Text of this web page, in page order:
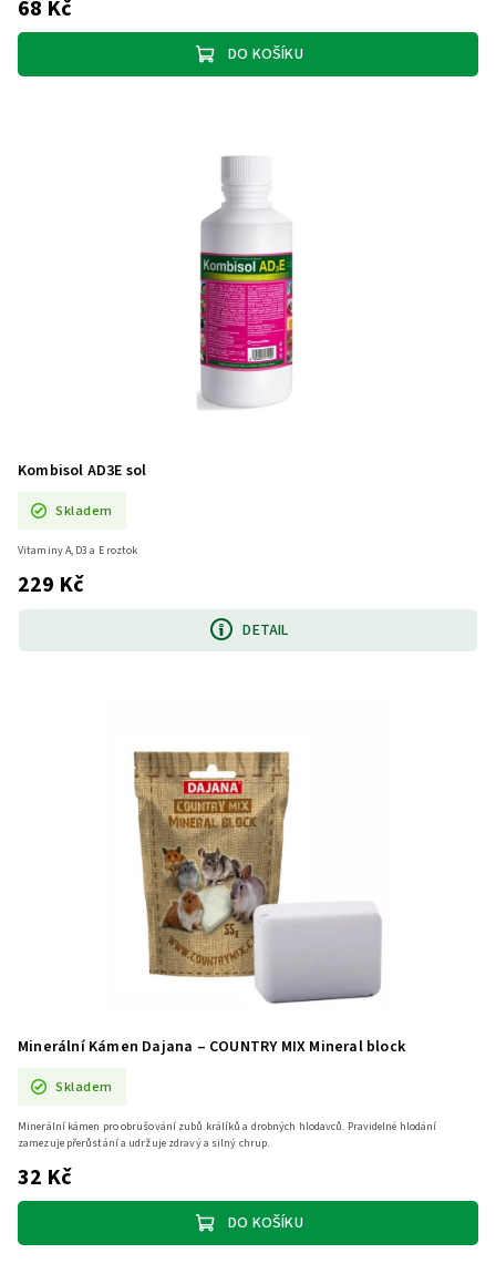
68 Kč
DO KOŠÍKU
Kombisol AD3E sol
Skladem
229 Kč
DETAIL
Vitaminy A, D3 a E roztok
Minerální Kámen Dajana – COUNTRY MIX Mineral block
Skladem
32 Kč
DO KOŠÍKU
Minerální kámen pro obrušování zubů králíků a drobných hlodavců. Pravidelné hlodání
zamezuje přerůstání a udržuje zdravý a silný chrup.